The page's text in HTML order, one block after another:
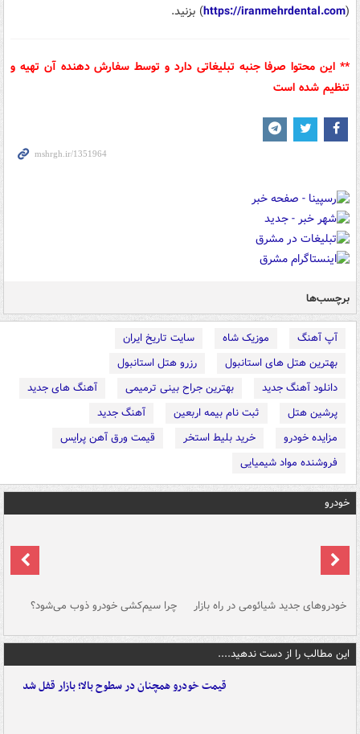
(
https://iranmehrdental.com) بزنید.
** این محتوا صرفا جنبه تبلیغاتی دارد و توسط سفارش دهنده آن تهیه و
تنظیم شده است
برچسب‌ها
آپ آهنگ موزیک شاه
سایت تاریخ ایران
بهترین هتل های استانبول
رزرو هتل استانبول
دانلود آهنگ جدید
بهترین جراح بینی ترمیمی
آهنگ های جدید
پرشین هتل
ثبت نام بیمه اربعین
آهنگ جدید
مزایده خودرو
خرید بلیط استخر
قیمت ورق آهن پرایس
فروشنده مواد شیمیایی
خودرو
خودروهای جدید شیائومی در راه بازار چرا سیم‌کشی خودرو ذوب می‌شود؟
این مطالب را از دست ندهید....
قیمت خودرو همچنان در سطوح بالا؛ بازار قفل شد